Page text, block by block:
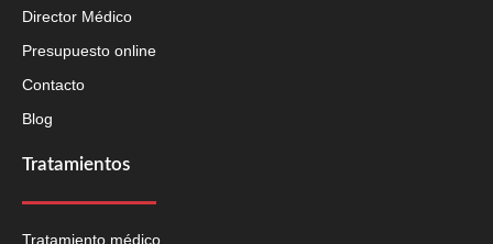
Director Médico
Presupuesto online
Contacto
Blog
Tratamientos
Tratamiento médico